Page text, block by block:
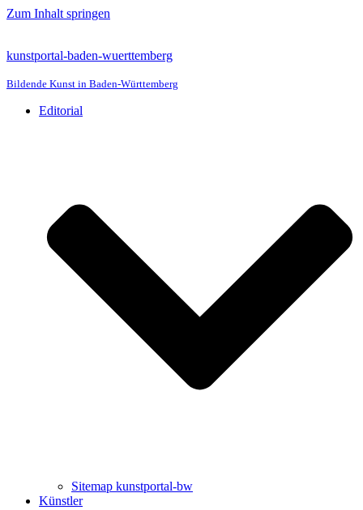
Zum Inhalt springen
kunstportal-baden-wuerttemberg
Bildende Kunst in Baden-Württemberg
Editorial
Sitemap kunstportal-bw
Künstler